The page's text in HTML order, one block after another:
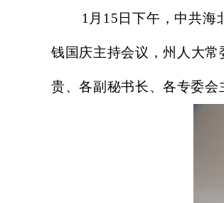
1月15日下午，中共海北
钱国庆主持会议，州人大
贵、各副秘书长、各专委会